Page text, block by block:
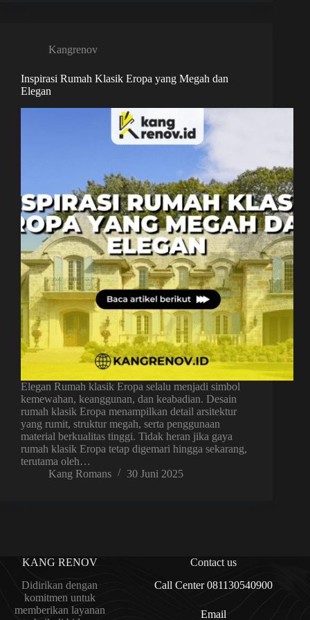
Kangrenov
Inspirasi Rumah Klasik Eropa yang Megah dan
Elegan
Elegan Rumah klasik Eropa selalu menjadi simbol
kemewahan, keanggunan, dan keabadian. Desain
rumah klasik Eropa menampilkan detail arsitektur
yang rumit, struktur megah, serta penggunaan
material berkualitas tinggi. Tidak heran jika gaya
rumah klasik Eropa tetap digemari hingga sekarang,
terutama oleh…
Kang Romans
30 Juni 2025
KANG RENOV
Didirikan dengan
komitmen untuk
memberikan layanan
Contact us
Call Center 081130540900
Email